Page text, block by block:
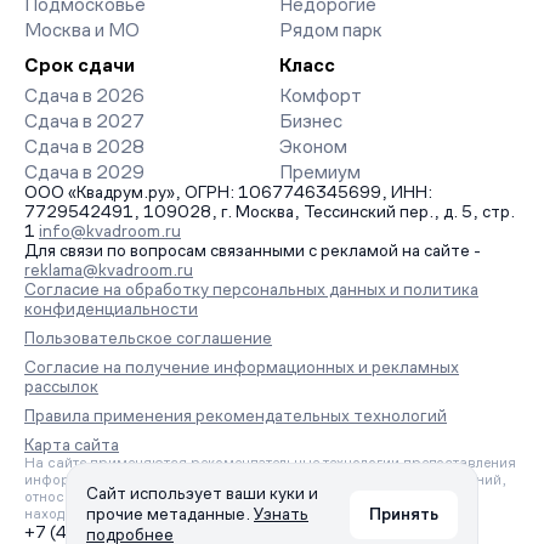
Подмосковье
Москва и МО
Недорогие
Рядом парк
Срок сдачи
Сдача в 2026
Сдача в 2027
Сдача в 2028
Сдача в 2029
Класс
Комфорт
Бизнес
Эконом
Премиум
ООО «Квадрум.ру», ОГРН: 1067746345699, ИНН:
7729542491, 109028, г. Москва, Тессинский пер., д. 5, стр.
1 info@kvadroom.ru
Для связи по вопросам связанными с рекламой на сайте -
reklama@kvadroom.ru
Согласие на обработку персональных данных и политика
конфиденциальности
Пользовательское соглашение
Согласие на получение информационных и рекламных
рассылок
Правила применения рекомендательных технологий
Карта сайта
На сайте применяются рекомендательные технологии предоставления
информации на основе сбора, систематизации и анализа сведений,
относящихся к предпочтениям пользователей сети «Интернет»,
находящихся на территории Российской Федерации.
+7 (495) 157-88-80
Сайт использует ваши куки и
прочие метаданные. Узнать
подробнее
Принять